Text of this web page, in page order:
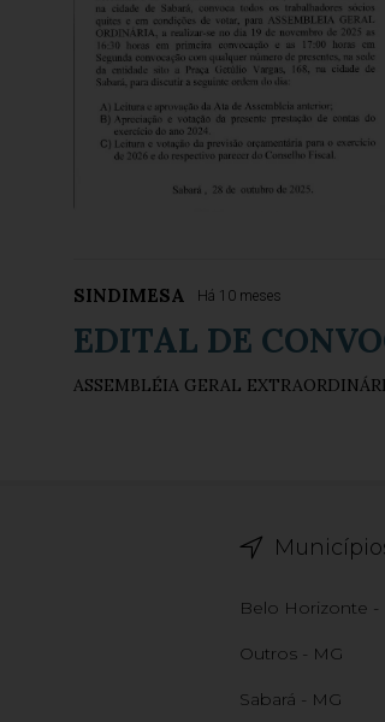
SINDIMESA Há 10 meses
EDITAL DE
ASSEMBLÉIA GERAL
Belo Horizonte -
Outros - MG
Sabará - MG